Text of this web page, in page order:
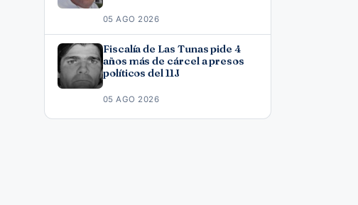
05 AGO 2026
Fiscalía de Las Tunas pide 4
años más de cárcel a presos
políticos del 11J
05 AGO 2026